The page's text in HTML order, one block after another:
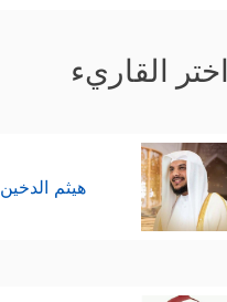
اختر القاريء
هيثم الدخين